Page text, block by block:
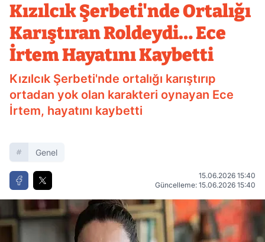
Kızılcık Şerbeti'nde Ortalığı
Karıştıran Roldeydi… Ece
İrtem Hayatını Kaybetti
Kızılcık Şerbeti'nde ortalığı karıştırıp
ortadan yok olan karakteri oynayan Ece
İrtem, hayatını kaybetti
Genel
15.06.2026 15:40
Güncelleme: 15.06.2026 15:40